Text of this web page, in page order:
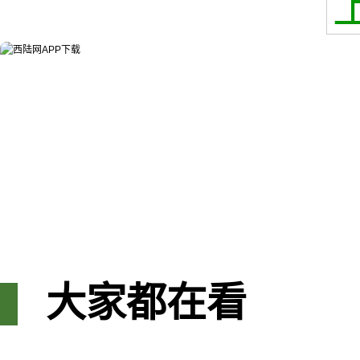
大家都在看